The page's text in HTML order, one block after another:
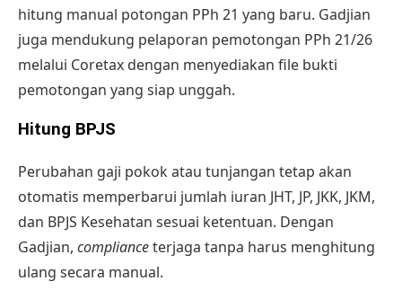
hitung manual potongan PPh 21 yang baru. Gadjian
juga mendukung pelaporan pemotongan PPh 21/26
melalui Coretax dengan menyediakan file bukti
pemotongan yang siap unggah.
Hitung BPJS
Perubahan gaji pokok atau tunjangan tetap akan
otomatis memperbarui jumlah iuran JHT, JP, JKK, JKM,
dan BPJS Kesehatan sesuai ketentuan. Dengan
Gadjian, complianceterjaga tanpa harus menghitung
ulang secara manual.